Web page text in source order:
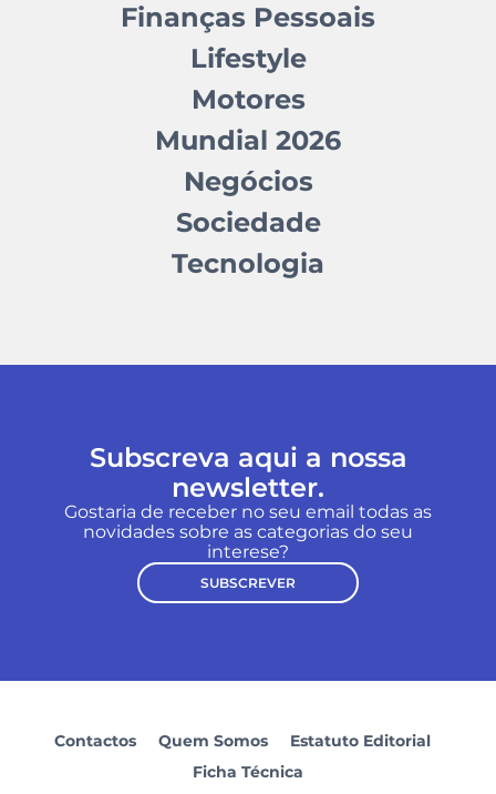
Finanças Pessoais
Lifestyle
Motores
Mundial 2026
Negócios
Sociedade
Tecnologia
Subscreva aqui a nossa
newsletter.
Gostaria de receber no seu email todas as
novidades sobre as categorias do seu
interese?
SUBSCREVER
Contactos Quem Somos
Estatuto Editorial
Ficha Técnica